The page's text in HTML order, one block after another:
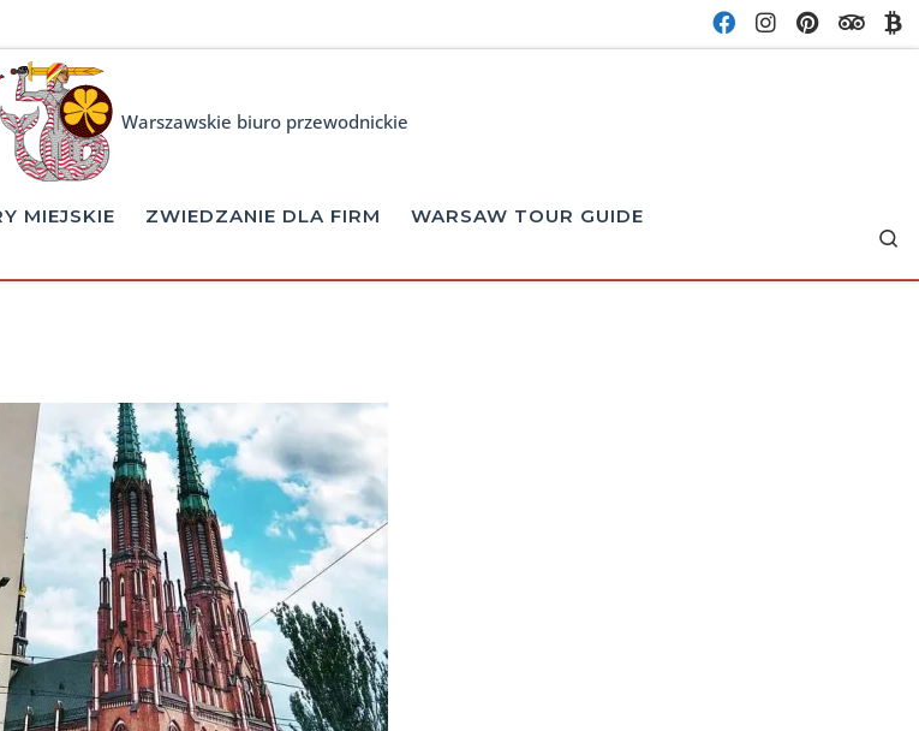
Warszawskie biuro przewodnickie
MIEJSKIE ZWIEDZANIE DLA FIRM
WARSAW TOUR GUIDE